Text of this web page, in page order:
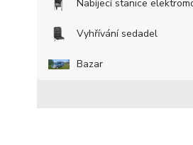
Nabíjecí stanice
Vyhřívání sedadel
Bazar